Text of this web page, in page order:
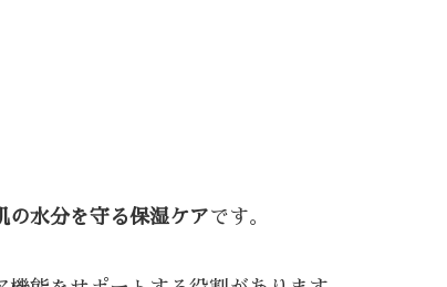
の水分を守る保湿ケアです。